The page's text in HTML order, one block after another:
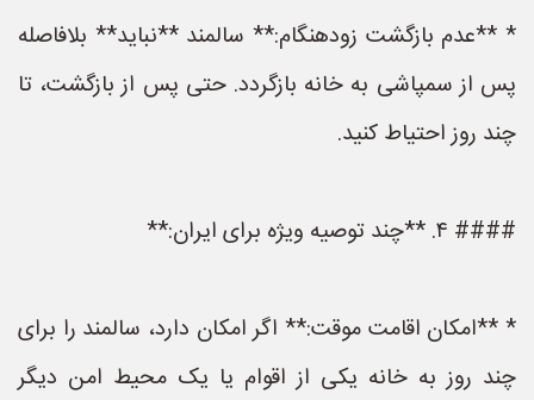
* **عدم بازگشت زودهنگام:** سالمند **نباید** بلافاصله
پس از سمپاشی به خانه بازگردد. حتی پس از بازگشت، تا
چند روز احتیاط کنید.
#### ۴. **چند توصیه ویژه برای ایران:**
* **امکان اقامت موقت:** اگر امکان دارد، سالمند را برای
چند روز به خانه یکی از اقوام یا یک محیط امن دیگر